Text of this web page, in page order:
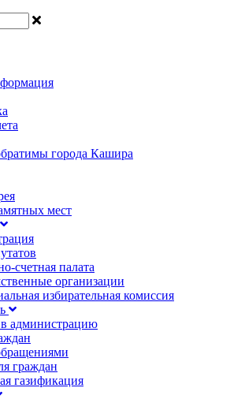
города Кашира
мест
счетная палата
организации
избирательная комиссия
администрацию
граждан
газификация